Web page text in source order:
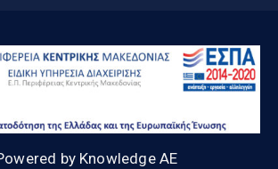
by Knowledge AE